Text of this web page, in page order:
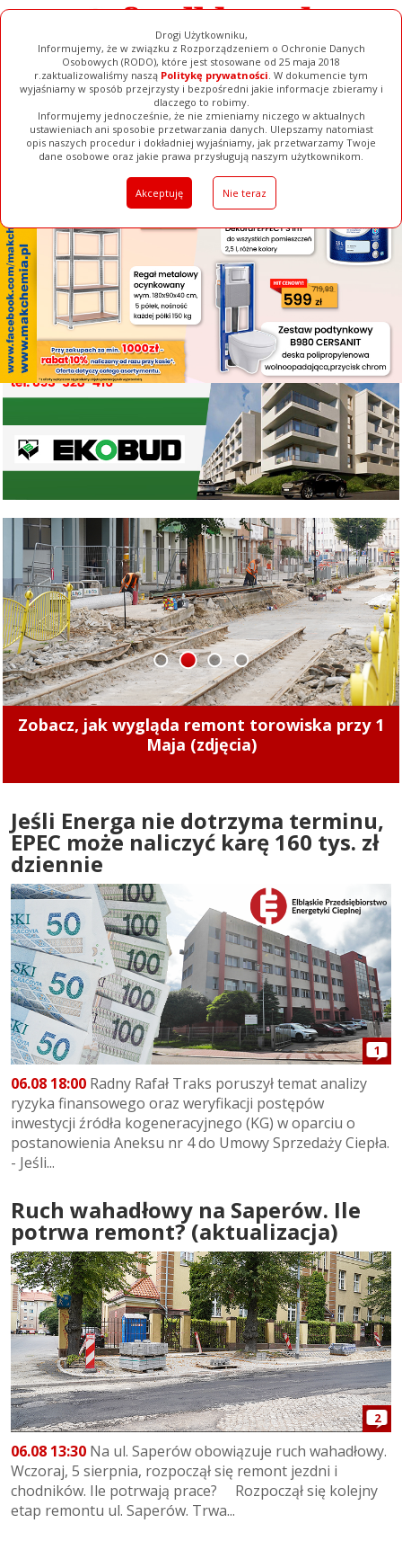
Drogi Użytkowniku,
Informujemy, że w związku z Rozporządzeniem o Ochronie Danych
Osobowych (RODO), które jest stosowane od 25 maja 2018
r.zaktualizowaliśmy naszą Politykę prywatności. W dokumencie tym
wyjaśniamy w sposób przejrzysty i bezpośredni jakie informacje zbieramy i
dlaczego to robimy.
Informujemy jednocześnie, że nie zmieniamy niczego w aktualnych
ustawieniach ani sposobie przetwarzania danych. Ulepszamy natomiast
opis naszych procedur i dokładniej wyjaśniamy, jak przetwarzamy Twoje
dane osobowe oraz jakie prawa przysługują naszym użytkownikom.
Akceptuję Nie teraz
[ ZAMKNIJ ]
Ogłoszenia Filmy Galerie Baza Firm Pełna Wersja
Zobacz, jak wygląda remont torowiska przy 1
Maja (zdjęcia)
1 2 3 4
Jeśli Energa nie dotrzyma terminu,
EPEC może naliczyć karę 160 tys. zł
dziennie
1
06.08 18:00 Radny Rafał Traks poruszył temat analizy
ryzyka finansowego oraz weryfikacji postępów
inwestycji źródła kogeneracyjnego (KG) w oparciu o
postanowienia Aneksu nr 4 do Umowy Sprzedaży Ciepła.
- Jeśli...
Ruch wahadłowy na Saperów. Ile
potrwa remont? (aktualizacja)
2
06.08 13:30 Na ul. Saperów obowiązuje ruch wahadłowy.
Wczoraj, 5 sierpnia, rozpoczął się remont jezdni i
chodników. Ile potrwają prace? Rozpoczął się kolejny
etap remontu ul. Saperów. Trwa...